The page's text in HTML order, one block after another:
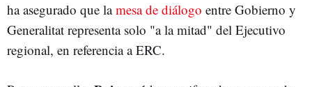
ha asegurado que lamesa de diálogo entre Gobierno y
Generalitat representa solo "a la mitad" del Ejecutivo
regional, en referencia a ERC.